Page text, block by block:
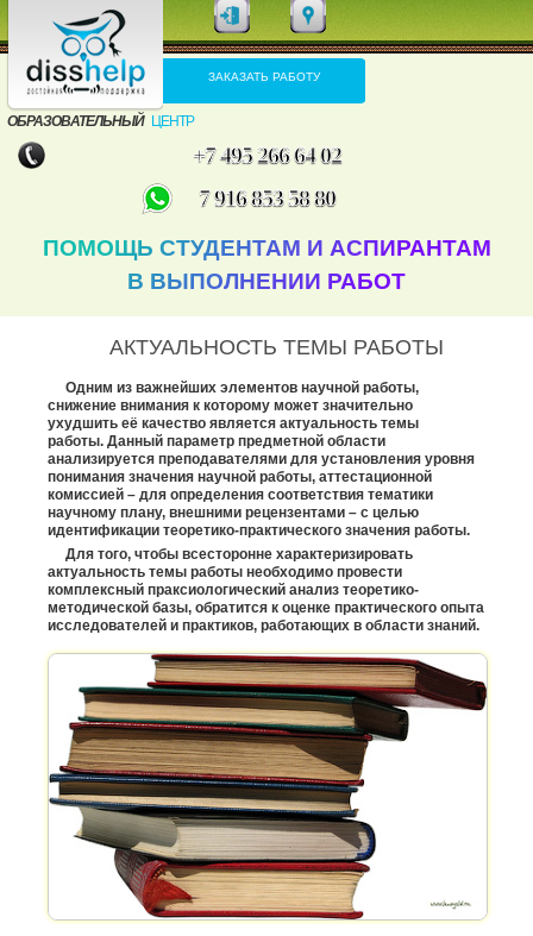
ОБРАЗОВАТЕЛЬНЫЙ ЦЕНТР
ЗАКАЗАТЬ РАБОТУ
+7 495 266 64 02
7 916 853 58 80
ПОМОЩЬ СТУДЕНТАМ И АСПИРАНТАМ
В ВЫПОЛНЕНИИ РАБОТ
АКТУАЛЬНОСТЬ ТЕМЫ РАБОТЫ
Одним из важнейших элементов научной работы,
снижение внимания к которому может значительно
ухудшить её качество является актуальность темы
работы. Данный параметр предметной области
анализируется преподавателями для установления уровня
понимания значения научной работы, аттестационной
комиссией – для определения соответствия тематики
научному плану, внешними рецензентами – с целью
идентификации теоретико-практического значения работы.
Для того, чтобы всесторонне характеризировать
актуальность темы работы необходимо провести
комплексный праксиологический анализ теоретико-
методической базы, обратится к оценке практического опыта
исследователей и практиков, работающих в области знаний.